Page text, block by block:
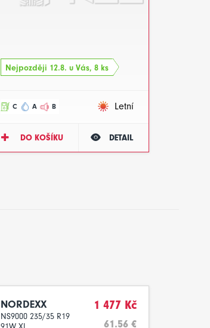
Nejpozději 12.8. u Vás, 8 ks
C A B Letní
DO KOŠÍKU DETAIL
NORDEXX
NS9000 235/35 R19
1 477 Kč
61.56 €